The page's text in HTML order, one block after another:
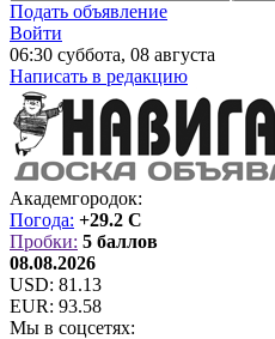
Подать объявление
Войти
06:30 суббота, 08 августа
Написать в редакцию
Академгородок:
Погода: +29.2 C
Пробки: 5 баллов
08.08.2026
USD: 81.13
EUR: 93.58
Мы в соцсетях: